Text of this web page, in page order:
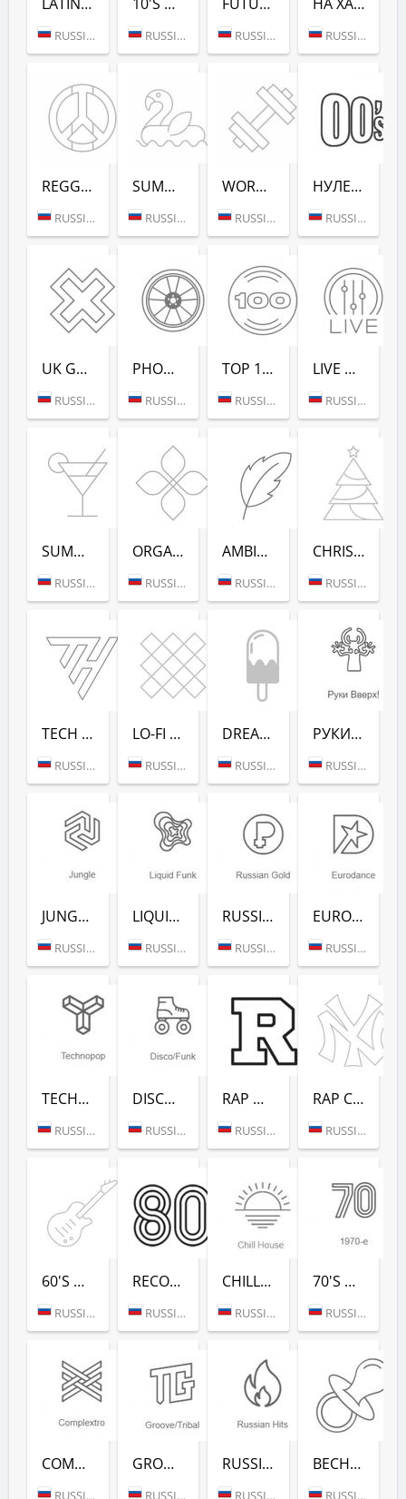
RUSSIA (MOSCOW) RUSSIA (MOSCOW) RUSSIA (MOSCOW) RUSSIA (MOSCOW)
REGGAE - РАДИО РЕКОРД
RUSSIA (MOSCOW)
SUMMER LOUNGE - РАДИО РЕКОРД
RUSSIA (MOSCOW)
WORKOUT - РАДИО РЕКОРД
RUSSIA (MOSCOW)
НУЛЕВЫХ (РАДИО РЕКОРД)
RUSSIA (SAINT PETERSBURG)
UK GARAGE (РАДИО РЕКОРД)
RUSSIA (MOSCOW)
PHONK (РАДИО РЕКОРД)
RUSSIA (MOSCOW)
TOP 100 EDM (РАДИО РЕКОРД)
RUSSIA (MOSCOW)
LIVE DJ-SETS (РАДИО РЕКОРД)
RUSSIA (MOSCOW)
SUMMER DANCE (РАДИО РЕКОРД)
RUSSIA (MOSCOW)
ORGANIC (РАДИО РЕКОРД)
RUSSIA (MOSCOW)
AMBIENT (РАДИО РЕКОРД)
RUSSIA (MOSCOW)
CHRISTMAS (РАДИО РЕКОРД)
RUSSIA (MOSCOW)
TECH HOUSE (РАДИО РЕКОРД)
RUSSIA (MOSCOW)
LO-FI (РАДИО РЕКОРД)
RUSSIA (MOSCOW)
DREAM POP (РАДИО РЕКОРД)
RUSSIA (MOSCOW)
РУКИ ВВЕРХ! (РАДИО РЕКОРД)
RUSSIA (MOSCOW)
JUNGLE (РАДИО РЕКОРД)
RUSSIA (MOSCOW)
LIQUID FUNK (РАДИО РЕКОРД)
RUSSIA (MOSCOW)
RUSSIAN GOLD (РАДИО РЕКОРД)
RUSSIA (MOSCOW)
EURODANCE (РАДИО РЕКОРД)
RUSSIA (MOSCOW)
TECHNOPOP (РАДИО РЕКОРД)
RUSSIA (MOSCOW)
DISCO/FUNK (РАДИО РЕКОРД)
RUSSIA (MOSCOW)
RAP HITS (РАДИО РЕКОРД)
RUSSIA (MOSCOW)
RAP CLASSICS (РАДИО РЕКОРД)
RUSSIA (MOSCOW)
60'S DANCE (РАДИО РЕКОРД)
RUSSIA (MOSCOW)
RECORD 80-Х (РАДИО РЕКОРД)
RUSSIA (MOSCOW)
CHILL HOUSE (РАДИО РЕКОРД)
RUSSIA (MOSCOW)
70'S DANCE (РАДИО РЕКОРД)
RUSSIA (MOSCOW)
COMPLEXTRO (РАДИО РЕКОРД)
RUSSIA (MOSCOW)
GROOVE/TRIBAL (РАДИО РЕКОРД)
RUSSIA (MOSCOW)
RUSSIAN HITS (РАДИО РЕКОРД)
RUSSIA (MOSCOW)
ВЕСНУШКА FM (РАДИО РЕКОРД)
RUSSIA (MOSCOW)